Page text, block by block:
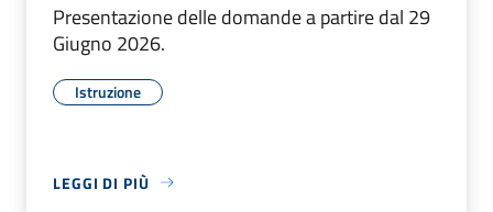
Presentazione delle domande a partire dal 29
Giugno 2026.
Istruzione
LEGGI DI PIÙ